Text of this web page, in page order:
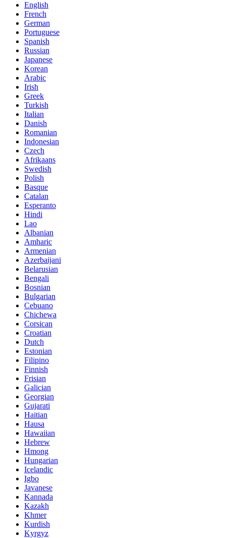
English
French
German
Portuguese
Spanish
Russian
Japanese
Korean
Arabic
Irish
Greek
Turkish
Italian
Danish
Romanian
Indonesian
Czech
Afrikaans
Swedish
Polish
Basque
Catalan
Esperanto
Hindi
Lao
Albanian
Amharic
Armenian
Azerbaijani
Belarusian
Bengali
Bosnian
Bulgarian
Cebuano
Chichewa
Corsican
Croatian
Dutch
Estonian
Filipino
Finnish
Frisian
Galician
Georgian
Gujarati
Haitian
Hausa
Hawaiian
Hebrew
Hmong
Hungarian
Icelandic
Igbo
Javanese
Kannada
Kazakh
Khmer
Kurdish
Kyrgyz